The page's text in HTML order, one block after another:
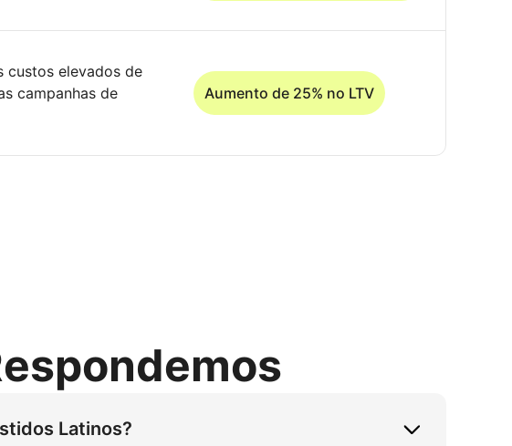
custos elevados de
campanhas de
Aumento de 25% no LTV
Latinos?